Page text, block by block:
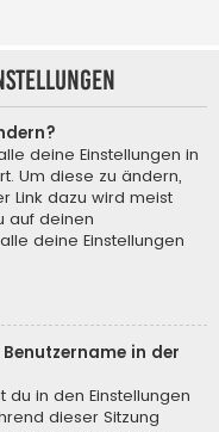
deine Einstellungen in
Um diese zu ändern,
Link dazu wird meist
auf deinen
deine Einstellungen
in der
in den Einstellungen
dieser Sitzung